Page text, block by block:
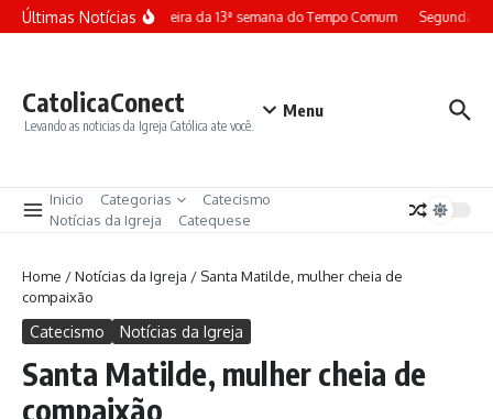
Ir para o conteúdo
Últimas NotíciasTerça-feira da 13ª semana do Tempo Comum Segunda-
CatolicaConect
Levando as noticias da Igreja Católica ate você.
Menu
Inicio Categorias
Catecismo
Notícias da Igreja
Catequese
Home /Notícias da Igreja / Santa Matilde, mulher cheia de
compaixão
Catecismo Notícias da Igreja
Santa Matilde, mulher cheia de
compaixão